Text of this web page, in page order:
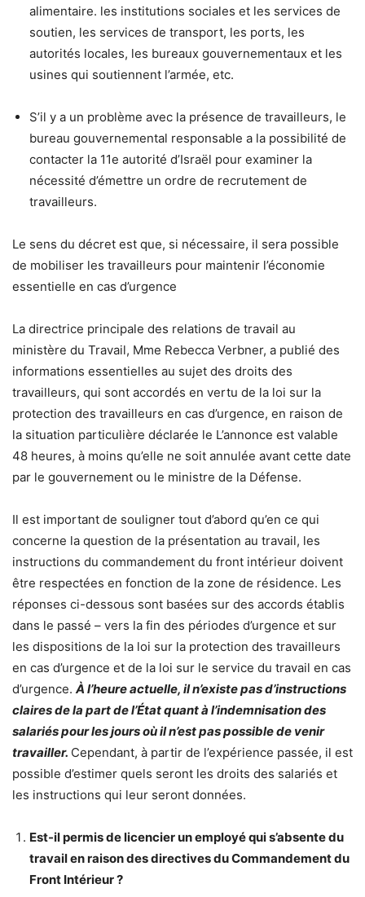
alimentaire. les institutions sociales et les services de
soutien, les services de transport, les ports, les
autorités locales, les bureaux gouvernementaux et les
usines qui soutiennent l’armée, etc.
S’il y a un problème avec la présence de travailleurs, le
bureau gouvernemental responsable a la possibilité de
contacter la 11e autorité d’Israël pour examiner la
nécessité d’émettre un ordre de recrutement de
travailleurs.
Le sens du décret est que, si nécessaire, il sera possible
de mobiliser les travailleurs pour maintenir l’économie
essentielle en cas d’urgence
La directrice principale des relations de travail au
ministère du Travail, Mme Rebecca Verbner, a publié des
informations essentielles au sujet des droits des
travailleurs, qui sont accordés en vertu de la loi sur la
protection des travailleurs en cas d’urgence, en raison de
la situation particulière déclarée le L’annonce est valable
48 heures, à moins qu’elle ne soit annulée avant cette date
par le gouvernement ou le ministre de la Défense.
Il est important de souligner tout d’abord qu’en ce qui
concerne la question de la présentation au travail, les
instructions du commandement du front intérieur doivent
être respectées en fonction de la zone de résidence. Les
réponses ci-dessous sont basées sur des accords établis
dans le passé – vers la fin des périodes d’urgence et sur
les dispositions de la loi sur la protection des travailleurs
en cas d’urgence et de la loi sur le service du travail en cas
d’urgence. À l’heure actuelle, il n’existe pas d’instructions
claires de la part de l’État quant à l’indemnisation des
salariés pour les jours où il n’est pas possible de venir
travailler. Cependant, à partir de l’expérience passée, il est
possible d’estimer quels seront les droits des salariés et
les instructions qui leur seront données.
Est-il permis de licencier un employé qui s’absente du
travail en raison des directives du Commandement du
Front Intérieur ?